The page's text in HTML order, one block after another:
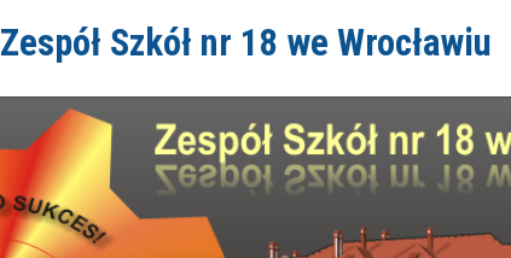
Zespół Szkół nr 18 we Wrocławiu